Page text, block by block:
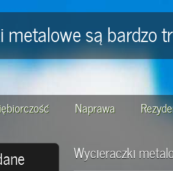
są bardzo
Naprawa
Wycieraczki